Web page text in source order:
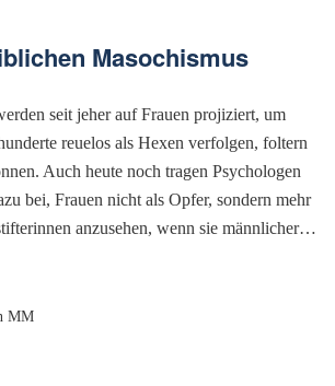
Masochismus
seit jeher auf Frauen projiziert, um
reuelos als Hexen verfolgen, foltern
Auch heute noch tragen Psychologen
bei, Frauen nicht als Opfer, sondern mehr
anzusehen, wenn sie männlicher…
MM